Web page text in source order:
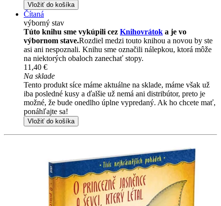
Vložiť do košíka
Čítaná
výborný stav
Túto knihu sme vykúpili cez Knihovrátok a je vo
výbornom stave.Rozdiel medzi touto knihou a novou by ste
asi ani nespoznali. Knihu sme označili nálepkou, ktorá môže
na niektorých obaloch zanechať stopy.
11,40 €
Na sklade
Tento produkt síce máme aktuálne na sklade, máme však už
iba posledné kusy a ďalšie už nemá ani distribútor, preto je
možné, že bude onedlho úplne vypredaný. Ak ho chcete mať,
ponáhľajte sa!
Vložiť do košíka